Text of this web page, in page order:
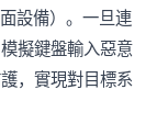
設備）。一旦連
擬鍵盤輸入惡意
，實現對目標系